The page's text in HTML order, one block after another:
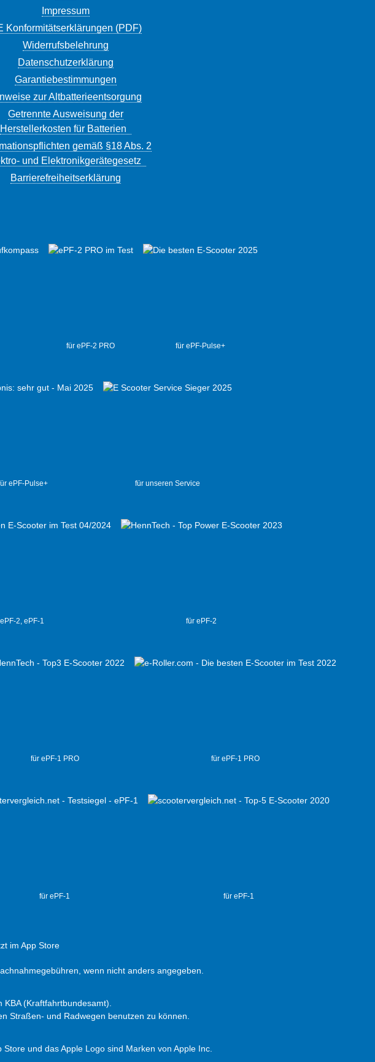
Impressum
Konformitätserklärungen (PDF)
Widerrufsbelehrung
Datenschutzerklärung
Garantiebestimmungen
zur Altbatterieentsorgung
Getrennte Ausweisung der
Herstellerkosten für Batterien
gemäß §18 Abs. 2
und Elektronikgerätegesetz
Barrierefreiheitserklärung
für ePF-2 PRO für ePF-Pulse+
ePF-Pulse+ für unseren Service
2, ePF-1 für ePF-2
für ePF-1 PRO für ePF-1 PRO
für ePF-1 für ePF-1
wenn nicht anders angegeben.
KBA (Kraftfahrtbundesamt).
Straßen- und Radwegen benutzen zu können.
und das Apple Logo sind Marken von Apple Inc.